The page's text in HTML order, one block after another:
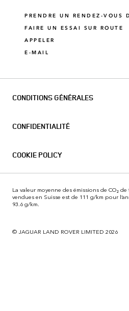
CONDITIONS GÉNÉRALES
CONFIDENTIALITÉ
COOKIE POLICY
PRENDRE UN RENDEZ-VOUS
FAIRE UN ESSAI SUR ROUTE
APPELER
E-MAIL
La valeur moyenne des émissions de CO₂
vendues en Suisse est de 111 g/km pour
93.6 g/km.
© JAGUAR LAND ROVER LIMITED 2026